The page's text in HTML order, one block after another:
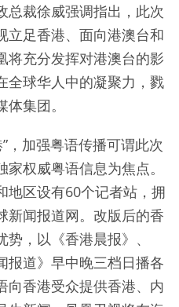
总裁徐威强调指出，此次
立足香港、面向港澳台和
将充分发挥对港澳台的影
全球华人中的凝聚力，戮
集团。
，加强粤语传播可谓此次
权威粤语信息为焦点。
地区设有60个记者站，拥
新闻报道网。改版后的香
，以《香港晨报》、
报道》早中晚三档日播各
向香港受众提供香港、内